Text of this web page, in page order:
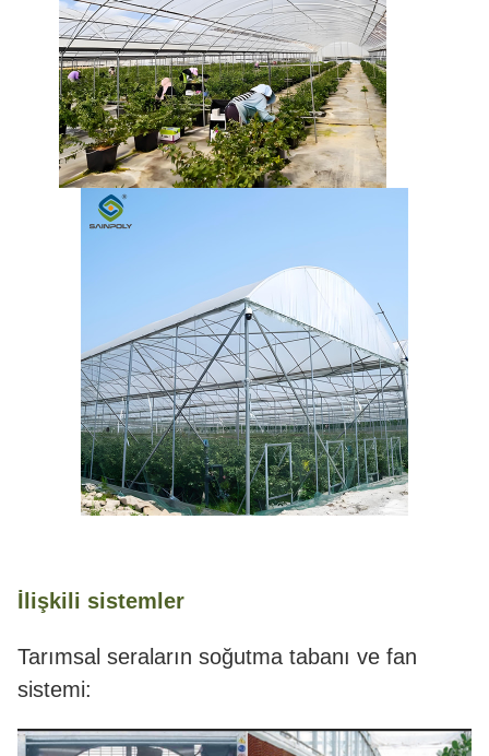
İlişkili sistemler
Tarımsal seraların soğutma tabanı ve fan
sistemi: